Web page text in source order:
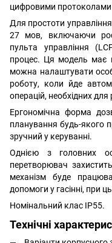
цифровими протоколами
Для простоти
27 мов, включаючи
пульта управління
процес. Ця модель має
можна налаштувати
роботу, коли йде
операцій, необхідних
Ергономічна форма
планування будь-якого
зручний у керуванні.
Однією з головних
перетворювач
механізм буде
допомоги у гасінні, при
Номінальний клас IP55.
Технічні